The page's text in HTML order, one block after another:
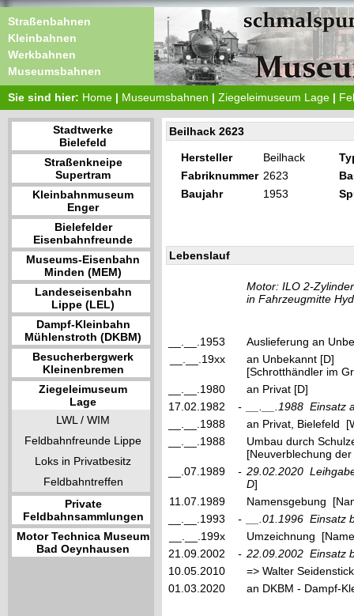
Straßenbahnen
Kleinbahnen
Werkbahnen
Museumsbahnen
Sie sind hier: Home | Museumsbahnen | Ziegeleimuseum Lage |
Stadtwerke
Bielefeld
Straßenkneipe
Supertram
Kleinbahnmuseum
Enger
Bielefelder
Eisenbahnfreunde
Museums-Eisenbahn
Minden (MEM)
Landeseisenbahn
Lippe (LEL)
Dampf-Kleinbahn
Mühlenstroth (DKBM)
Besucherbergwerk
Kleinenbremen
Ziegeleimuseum
Lage
LWL / WIM
Feldbahnfreunde Lippe
Loks in Privatbesitz
Feldbahntreffen
Private
Feldbahnsammlungen
Motor Technica Museum
Bad Oeynhausen
Beilhack 2623
Hersteller Beilhack
Fabriknummer 2623
Baujahr
1953
Lebenslauf
Motor: ILO 2-
in Fahrzeugmitte
__.__.1953
Auslieferung an
__.__.19xx
an Unbekannt [D]
[Schrotthändler im
__.__.1980
an Privat [D]
17.02.1982
- __.__.1988 Einsatz
__.__.1988
an Privat, Bielefeld
__.__.1988
Umbau durch
[Neuverblechung
__.07.1989
- 29.02.2020
D]
11.07.1989
Namensgebung
__.__.1993
- __.01.1996 Einsatz
__.__.199x
Umzeichnung
21.09.2002
- 22.09.2002 Einsatz
10.05.2010
=> Walter
01.03.2020
an DKBM - Dampf-